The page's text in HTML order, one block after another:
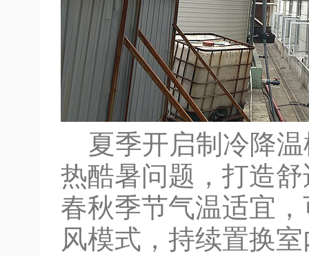
夏季开启制冷降温
热酷暑问题，打造
春秋季节气温适宜
风模式，持续置换